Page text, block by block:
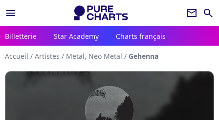
menu newsletter search
Billetterie Star Academy Charts français
Accueil / Artistes / Metal, Neo Metal / Gehenna